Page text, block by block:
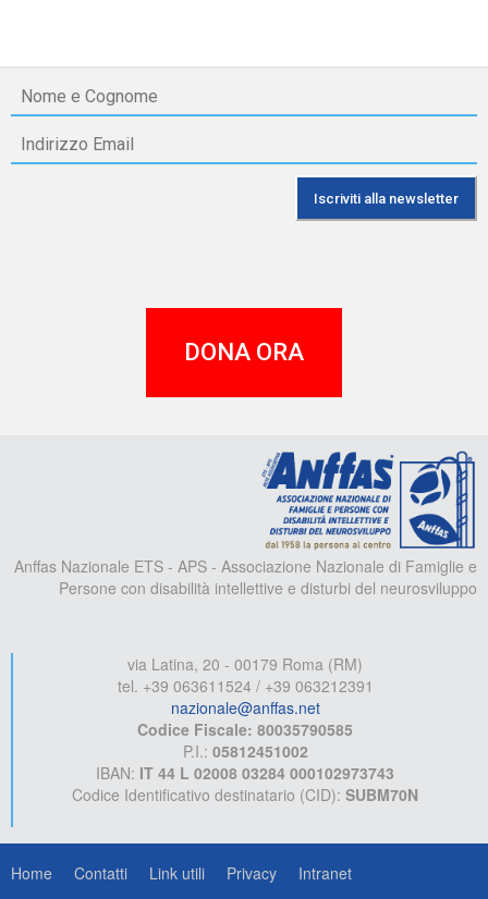
DONA ORA
Anffas Nazionale ETS - APS - Associazione Nazionale di Famiglie e
Persone con disabilità intellettive e disturbi del neurosviluppo
via Latina, 20 - 00179 Roma (RM)
tel. +39 063611524 / +39 063212391
nazionale@anffas.net
Codice Fiscale: 80035790585
P.I.: 05812451002
IBAN: IT 44 L 02008 03284 000102973743
Codice Identificativo destinatario (CID): SUBM70N
Home Contatti Link utili Privacy Intranet